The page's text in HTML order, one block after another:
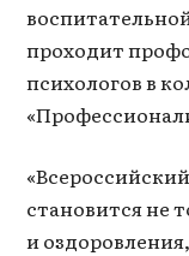
проходит
психологов в
становится не
и